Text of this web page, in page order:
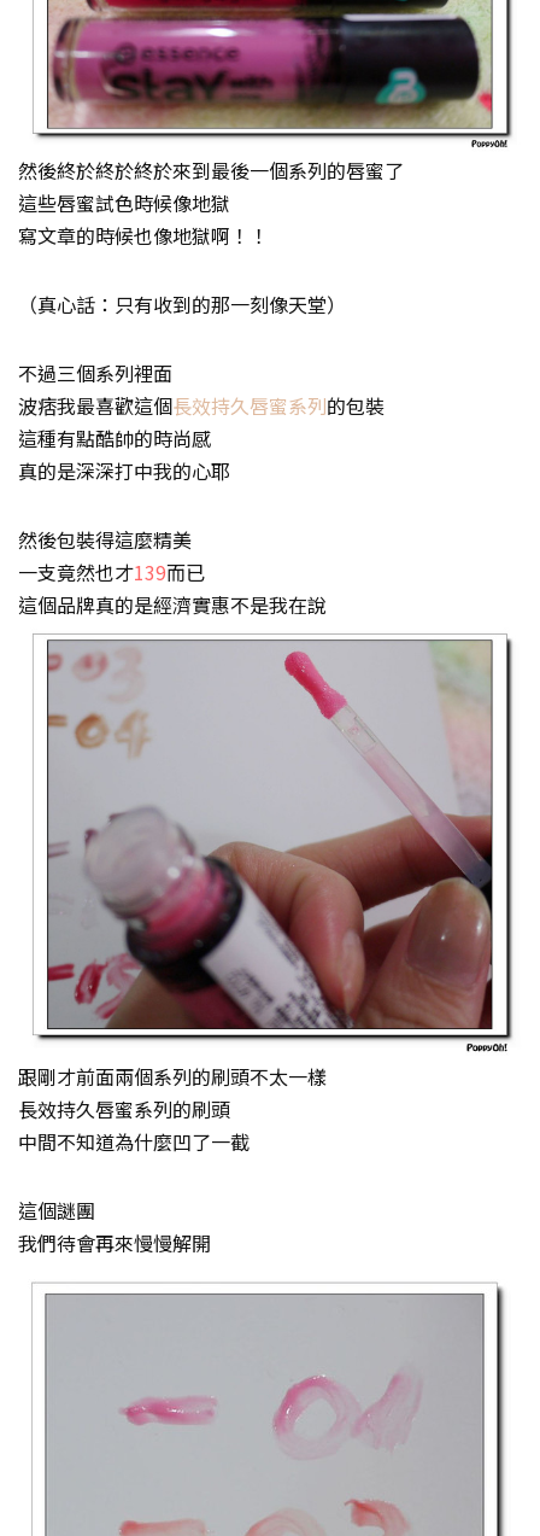
然後終於終於終於來到最後一個系列的唇蜜了
這些唇蜜試色時候像地獄
寫文章的時候也像地獄啊！！
（真心話：只有收到的那一刻像天堂）
不過三個系列裡面
波痞我最喜歡這個長效持久唇蜜系列的包裝
這種有點酷帥的時尚感
真的是深深打中我的心耶
然後包裝得這麼精美
一支竟然也才139而已
這個品牌真的是經濟實惠不是我在說
跟剛才前面兩個系列的刷頭不太一樣
長效持久唇蜜系列的刷頭
中間不知道為什麼凹了一截
這個謎團
我們待會再來慢慢解開